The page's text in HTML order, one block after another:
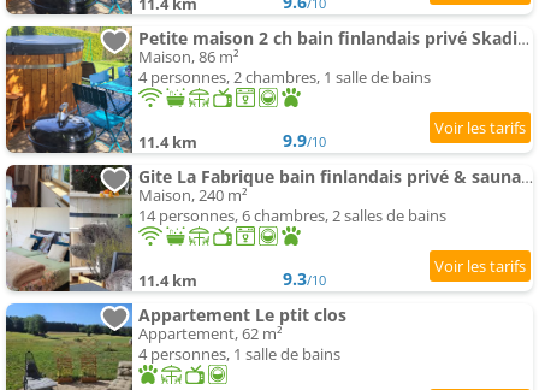
Petite maison 2 ch bain finlandais privé Skadi & sauna
Maison, 86 m²
4 personnes, 2 chambres, 1 salle de bains
11.4 km 9.9/10
Gite La Fabrique bain finlandais privé & sauna et 7 chambres
Maison, 240 m²
14 personnes, 6 chambres, 2 salles de bains
11.4 km 9.3/10
Appartement Le ptit clos
Appartement, 62 m²
4 personnes, 1 salle de bains